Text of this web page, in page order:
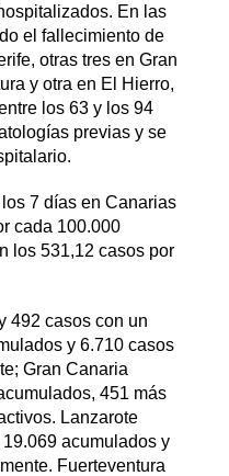
En las
el fallecimiento de
otras tres en Gran
y otra en El Hierro,
los 63 y los 94
previas y se
7 días en Canarias
cada 100.000
los 531,12 casos por
492 casos con un
y 6.710 casos
Gran Canaria
451 más
Lanzarote
acumulados y
Fuerteventura